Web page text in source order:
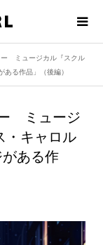
ミュージカル『スクル
る作品」（後編）
ミュージ
・キャロル
ある作